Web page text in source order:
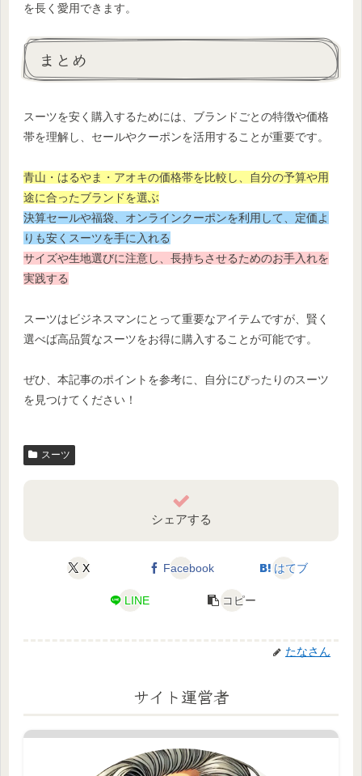
を長く愛用できます。
まとめ
スーツを安く購入するためには、ブランドごとの特徴や価格
帯を理解し、セールやクーポンを活用することが重要です。
青山・はるやま・アオキの価格帯を比較し、自分の予算や用
途に合ったブランドを選ぶ
決算セールや福袋、オンラインクーポンを利用して、定価よ
りも安くスーツを手に入れる
サイズや生地選びに注意し、長持ちさせるためのお手入れを
実践する
スーツはビジネスマンにとって重要なアイテムですが、賢く
選べば高品質なスーツをお得に購入することが可能です。
ぜひ、本記事のポイントを参考に、自分にぴったりのスーツ
を見つけてください！
スーツ
シェアする
X Facebook はてブ
LINE コピー
たなさん
サイト運営者